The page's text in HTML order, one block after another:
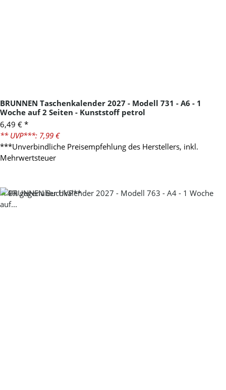
BRUNNEN Taschenkalender 2027 - Modell 731 - A6 - 1
Woche auf 2 Seiten - Kunststoff petrol
6,49 € *
** UVP***: 7,99 €
***Unverbindliche Preisempfehlung des Herstellers, inkl.
Mehrwertsteuer
-14%gegenüber UVP**